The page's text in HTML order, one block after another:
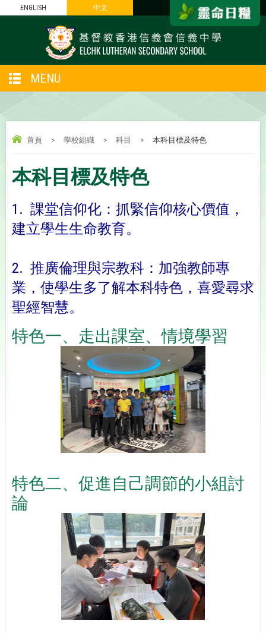
ENGLISH 中文
MENU
首頁 > 學校組織 > 科目 > 本科目標及特色
本科目標及特色
1. 課堂信仰化：抓緊信仰核心價值，
建立學生生命教育。
2. 推廣倫理與宗教科：加強教師專
業，使學生多了解本科特色， 喜愛尋求
聖經智慧。
特色一、走出課室、情境學習
特色二、促進自己調節的小組討
論